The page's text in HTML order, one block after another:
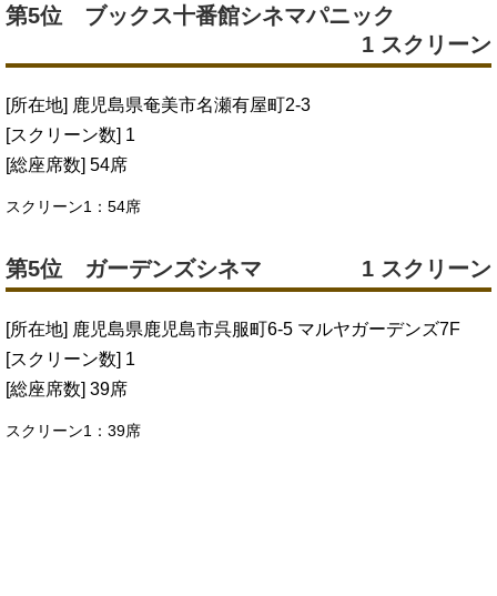
第5位 ブックス十番館シネマパニック
1 スクリーン
[所在地] 鹿児島県奄美市名瀬有屋町2-3
[スクリーン数] 1
[総座席数] 54席
スクリーン1：54席
第5位 ガーデンズシネマ 1 スクリーン
[所在地] 鹿児島県鹿児島市呉服町6-5 マルヤガーデンズ7F
[スクリーン数] 1
[総座席数] 39席
スクリーン1：39席